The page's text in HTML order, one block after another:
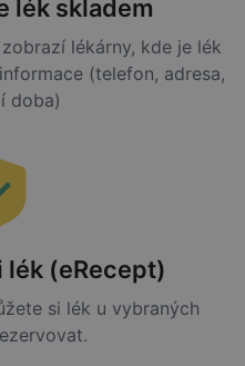
lék skladem
lékárny, kde je lék
(telefon, adresa,
doba)
(eRecept)
si lék u vybraných